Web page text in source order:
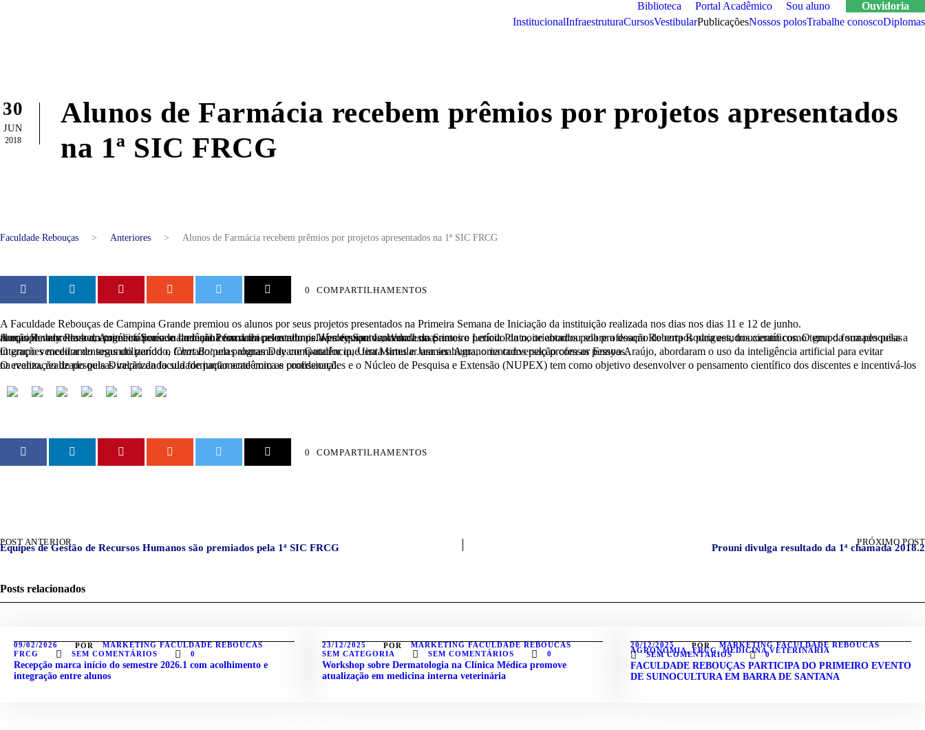
Biblioteca Portal Acadêmico Sou aluno
Ouvidoria
institucional infraestrutura cursos vestibular publicações nossos polos trabalhe conosco Diplomas
30
JUN
2018
Alunos de Farmácia recebem prêmios por projetos apresentados
na 1ª SIC FRCG
Faculdade Rebouças > Anteriores > Alunos de Farmácia recebem prêmios por projetos apresentados na 1ª SIC FRCG
0 COMPARTILHAMENTOS
A Faculdade Rebouças de Campina Grande premiou os alunos por seus projetos presentados na Primeira Semana de Iniciação da instituição realizada nos dias nos dias 11 e 12 de junho.
A equipe vencedora do primeiro período da manhã formada pelos alunos Wesley Santos, Wandessa Santos e Letícia Pinto, orientados pela professora Roberta Rodrigues, trouxeram como tema da sua pesquisa a função da barreira hematoencefálica e sua relação com doenças cerebrais. Já a equipe vencedora do primeiro período da noite abordou sobre a doação de corpos para estudos científicos. O grupo formado pelas alunas Renaly Pessoa, Angélica Sousa e Jardênia Pessoa foi orientado pela professora Luciana Luna.
O grupo vencedor do segundo período, formado pelas alunas Dayane Gaudêncio, Uira Mirtes e Jasmina Agra, orientados pelo professor Ennyo Araújo, abordaram o uso da inteligência artificial para evitar interações medicamentosas utilizando o Chat Botum programa de computador que tenta simular um ser humano na conversação com as pessoas.
O evento, realizado pela Direção da faculdade juntamente com as coordenações e o Núcleo de Pesquisa e Extensão (NUPEX) tem como objetivo desenvolver o pensamento científico dos discentes e incentivá-los na realização de pesquisas valorizando sua formação acadêmica e profissional.
0 COMPARTILHAMENTOS
POST ANTERIOR
Equipes de Gestão de Recursos Humanos são premiados pela 1ª SIC FRCG
PRÓXIMO POST
Prouni divulga resultado da 1ª chamada 2018.2
Posts relacionados
09/02/2026 POR
MARKETING FACULDADE REBOUCAS
FRCG
SEM COMENTÁRIOS 0
Recepção marca início do semestre 2026.1 com acolhimento e
integração entre alunos
23/12/2025 POR
MARKETING FACULDADE REBOUCAS
SEM CATEGORIA
SEM COMENTÁRIOS 0
Workshop sobre Dermatologia na Clínica Médica promove
atualização em medicina interna veterinária
20/12/2025 POR MARKETING FACULDADE REBOUCAS
AGRONOMIA, FRCG, MEDICINA VETERINÁRIA
SEM COMENTÁRIOS 0
FACULDADE REBOUÇAS PARTICIPA DO PRIMEIRO EVENTO
DE SUINOCULTURA EM BARRA DE SANTANA